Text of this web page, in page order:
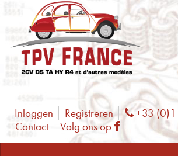
Inloggen Registreren Phone
+33
Contact
Volg ons op Facebook